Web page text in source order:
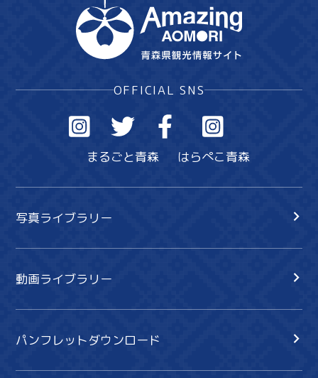
OFFICIAL SNS
まるごと青森 はらぺこ青森
写真ライブラリー
動画ライブラリー
パンフレットダウンロード